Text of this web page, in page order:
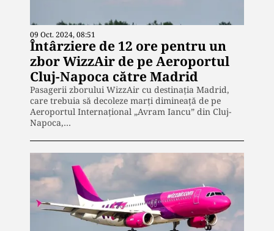
09 Oct. 2024, 08:51
Întârziere de 12 ore pentru un
zbor WizzAir de pe Aeroportul
Cluj-Napoca către Madrid
Pasagerii zborului WizzAir cu destinația Madrid,
care trebuia să decoleze marți dimineață de pe
Aeroportul Internațional „Avram Iancu” din Cluj-
Napoca,…